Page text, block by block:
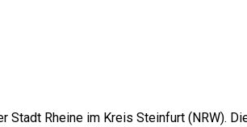
Stadt Rheine im Kreis Steinfurt (NRW).